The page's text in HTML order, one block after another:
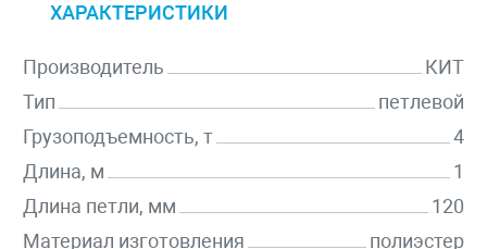
ХАРАКТЕРИСТИКИ
Производитель
КИТ
Тип
петлевой
Грузоподъемность, т
4
Длина, м
1
Длина петли, мм
120
Материал изготовления
полиэстер